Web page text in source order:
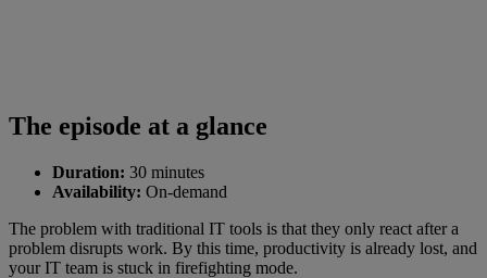
The episode at a glance
Duration: 30 minutes
Availability: On-demand
The problem with traditional IT tools is that they only react after a
problem disrupts work. By this time, productivity is already lost, and
your IT team is stuck in firefighting mode.